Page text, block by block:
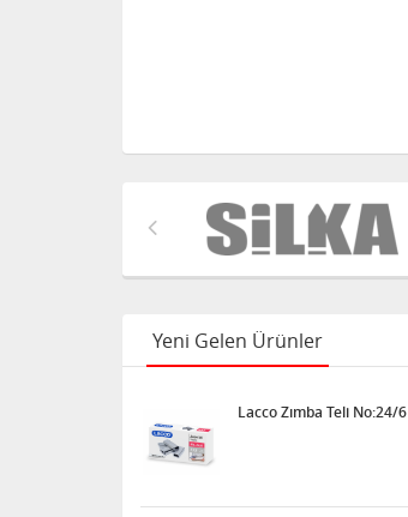
Yeni Gelen Ürünler
Lacco Zımba Teli No:24/6